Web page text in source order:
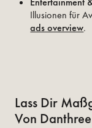
Illusionen für
ads overview.
Lass Dir
Von